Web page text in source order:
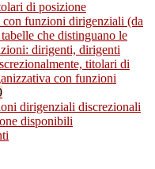
di posizione
con funzioni dirigenziali (da
che distinguano le
dirigenti, dirigenti
titolari di
con funzioni
dirigenziali discrezionali
disponibili